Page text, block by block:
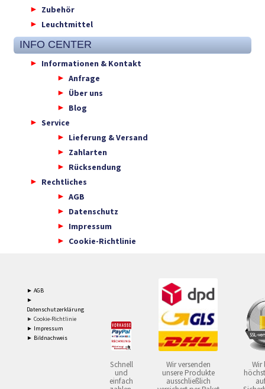
Zubehör
Leuchtmittel
INFO CENTER
Informationen & Kontakt
Anfrage
Über uns
Blog
Service
Lieferung & Versand
Zahlarten
Rücksendung
Rechtliches
AGB
Datenschutz
Impressum
Cookie-Richtlinie
► AGB
►
Datenschutzerklärung
► Cookie-Richtlinie
► Impressum
► Bildnachweis
Schnell
und
einfach
Wir versenden
unsere Produkte
ausschließlich
Wir